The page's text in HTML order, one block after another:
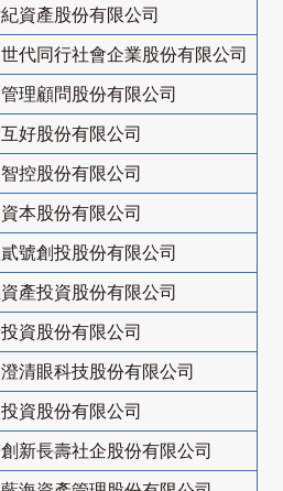
資產股份有限公司
代同行社會企業股份有限公司
理顧問股份有限公司
好股份有限公司
控股份有限公司
本股份有限公司
號創投股份有限公司
產投資股份有限公司
資股份有限公司
清眼科技股份有限公司
資股份有限公司
新長壽社企股份有限公司